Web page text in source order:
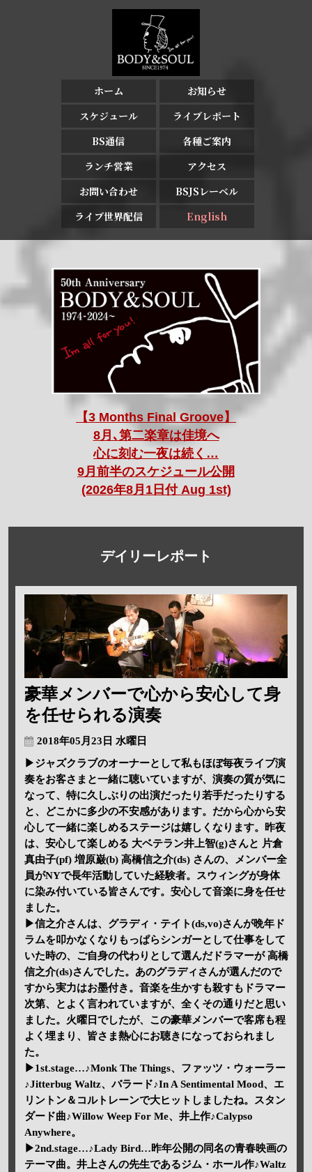
ホーム
お知らせ
スケジュール
ライブレポート
BS通信
各種ご案内
ランチ営業
アクセス
お問い合わせ
BSJSレーベル
ライブ世界配信
English
【3 Months Final Groove】
8月､第二楽章は佳境へ
心に刻む一夜は続く…
9月前半のスケジュール公開
(2026年8月1日付 Aug 1st)
デイリーレポート
豪華メンバーで心から安心して身
を任せられる演奏
2018年05月23日 水曜日
▶ジャズクラブのオーナーとして私もほぼ毎夜ライブ演
奏をお客さまと一緒に聴いていますが、演奏の質が気に
なって、特に久しぶりの出演だったり若手だったりする
と、どこかに多少の不安感があります。だから心から安
心して一緒に楽しめるステージは嬉しくなります。昨夜
は、安心して楽しめる 大ベテラン井上智(g)さんと 片倉
真由子(pf) 増原巌(b) 高橋信之介(ds) さんの、メンバー全
員がNYで長年活動していた経験者。スウィングが身体
に染み付いている皆さんです。安心して音楽に身を任せ
ました。
▶信之介さんは、グラディ・テイト(ds,vo)さんが晩年ド
ラムを叩かなくなりもっぱらシンガーとして仕事をして
いた時の、ご自身の代わりとして選んだドラマーが 高橋
信之介(ds)さんでした。あのグラディさんが選んだので
すから実力はお墨付き。音楽を生かすも殺すもドラマー
次第、とよく言われていますが、全くその通りだと思い
ました。火曜日でしたが、この豪華メンバーで客席も程
よく埋まり、皆さま熱心にお聴きになっておられまし
た。
▶1st.stage…♪Monk The Things、ファッツ・ウォーラー
♪Jitterbug Waltz、バラード♪In A Sentimental Mood、エ
リントン＆コルトレーンで大ヒットしましたね。スタン
ダード曲♪Willow Weep For Me、井上作♪Calypso
Anywhere。
▶2nd.stage…♪Lady Bird…昨年公開の同名の青春映画の
テーマ曲。井上さんの先生であるジム・ホール作♪Waltz